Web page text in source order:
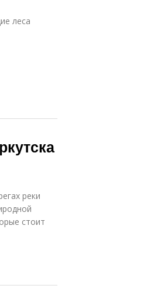
леса
реки
стоит